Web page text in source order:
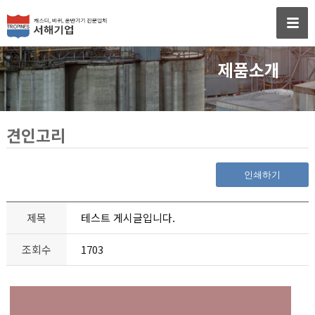
제품소개
견인고리
인쇄하기
제목 테스트 게시글입니다.
조회수 1703